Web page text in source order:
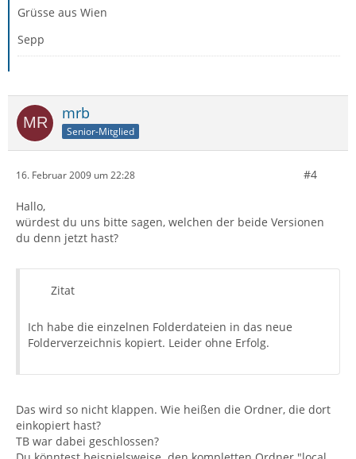
Grüsse aus Wien
Sepp
mrb
Senior-Mitglied
16. Februar 2009 um 22:28 #4
Hallo,
würdest du uns bitte sagen, welchen der beide Versionen
du denn jetzt hast?
Zitat
Ich habe die einzelnen Folderdateien in das neue
Folderverzeichnis kopiert. Leider ohne Erfolg.
Das wird so nicht klappen. Wie heißen die Ordner, die dort
einkopiert hast?
TB war dabei geschlossen?